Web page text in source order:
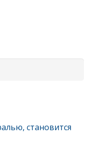
становится